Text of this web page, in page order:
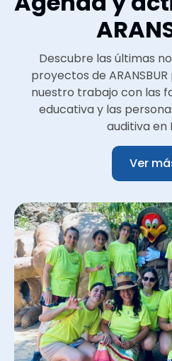
Descubre las últimas
proyectos de
nuestro trabajo con las
educativa y las
auditiva en
Ver